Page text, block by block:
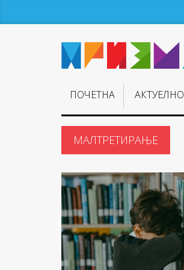
ПОЧЕТНА АКТУЕЛНО
МАЛТРЕТИРАЊЕ